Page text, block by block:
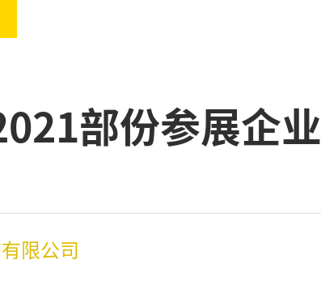
部份参展企业
限公司